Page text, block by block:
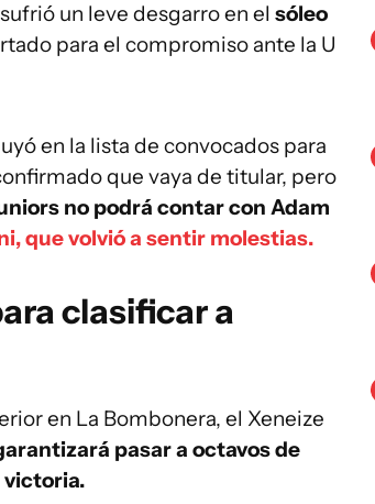
un leve desgarro en el sóleo
para el compromiso ante la U
en la lista de convocados para
que vaya de titular, pero
no podrá contar con Adam
que volvió a sentir molestias.
clasificar a
en La Bombonera, el Xeneize
pasar a octavos de
victoria.